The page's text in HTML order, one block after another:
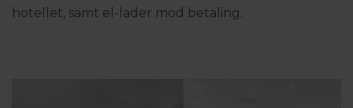
hotellet, samt el-lader mod betaling.